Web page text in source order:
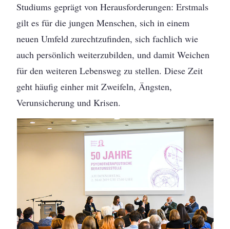
Studiums geprägt von Herausforderungen: Erstmals
gilt es für die jungen Menschen, sich in einem
neuen Umfeld zurechtzufinden, sich fachlich wie
auch persönlich weiterzubilden, und damit Weichen
für den weiteren Lebensweg zu stellen. Diese Zeit
geht häufig einher mit Zweifeln, Ängsten,
Verunsicherung und Krisen.